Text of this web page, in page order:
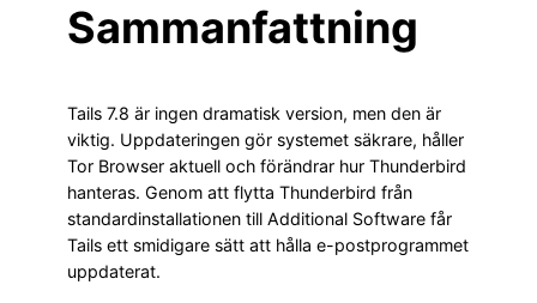
Sammanfattning
Tails 7.8 är ingen dramatisk version, men den är
viktig. Uppdateringen gör systemet säkrare, håller
Tor Browser aktuell och förändrar hur Thunderbird
hanteras. Genom att flytta Thunderbird från
standardinstallationen till Additional Software får
Tails ett smidigare sätt att hålla e-postprogrammet
uppdaterat.